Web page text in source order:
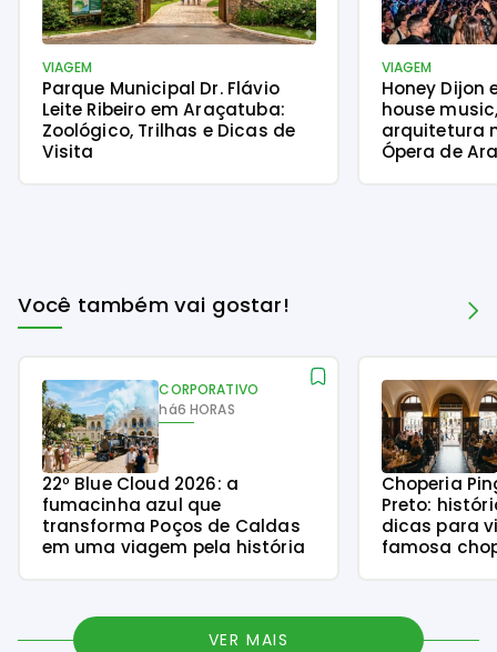
VIAGEM
Parque Municipal Dr. Flávio
Leite Ribeiro em Araçatuba:
Zoológico, Trilhas e Dicas de
Visita
VIAGEM
Honey Dijon
house
arquitetura
Ópera de
Você também vai gostar!
CORPORATIVO
há6 HORAS
22º Blue Cloud 2026: a
fumacinha azul que
transforma Poços de Caldas
em uma viagem pela história
Choperia
Preto:
dicas para
famosa
VER MAIS